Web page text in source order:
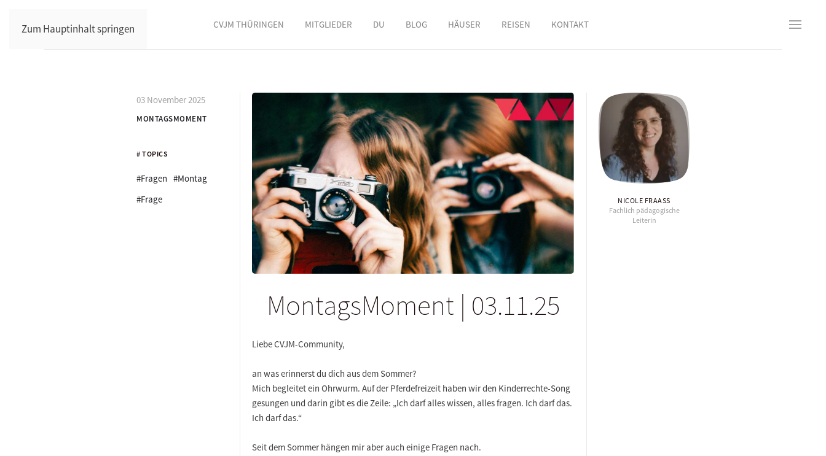
Zum Hauptinhalt springen CVJM THÜRINGEN MITGLIEDER DU BLOG HÄUSER REISEN KONTAKT
03 November 2025
MONTAGSMOMENT
# TOPICS
#Fragen #Montag
#Frage
MontagsMoment | 03.11.25
Liebe CVJM-Community,
an was erinnerst du dich aus dem Sommer?
Mich begleitet ein Ohrwurm. Auf der Pferdefreizeit haben wir den Kinderrechte-Song
gesungen und darin gibt es die Zeile: „Ich darf alles wissen, alles fragen. Ich darf das.
Ich darf das.“
Seit dem Sommer hängen mir aber auch einige Fragen nach.
NICOLE FRAASS
Fachlich pädagogische
Leiterin